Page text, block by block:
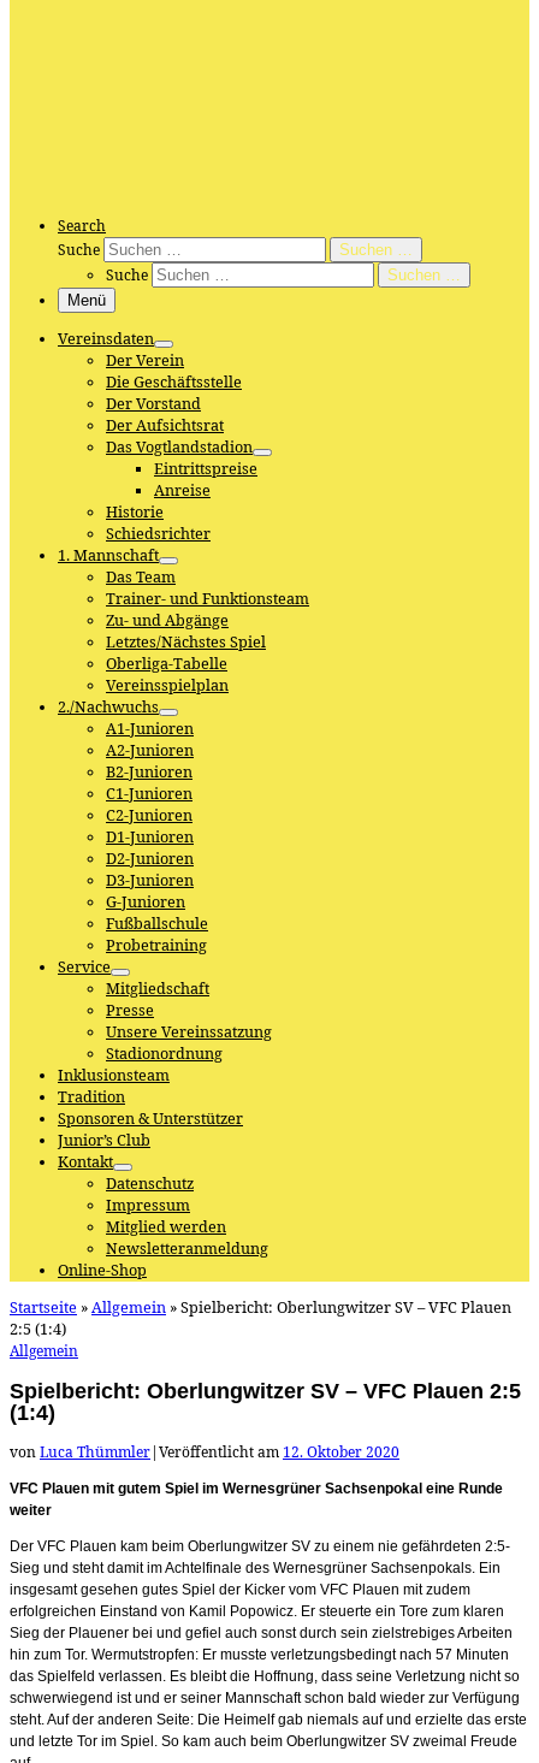
Search
Suche
Suchen …
Suche
Suchen …
Menü
Vereinsdaten
Der Verein
Die Geschäftsstelle
Der Vorstand
Der Aufsichtsrat
Das Vogtlandstadion
Eintrittspreise
Anreise
Historie
Schiedsrichter
1. Mannschaft
Das Team
Trainer- und Funktionsteam
Zu- und Abgänge
Letztes/Nächstes Spiel
Oberliga-Tabelle
Vereinsspielplan
2./Nachwuchs
A1-Junioren
A2-Junioren
B2-Junioren
C1-Junioren
C2-Junioren
D1-Junioren
D2-Junioren
D3-Junioren
G-Junioren
Fußballschule
Probetraining
Service
Mitgliedschaft
Presse
Unsere Vereinssatzung
Stadionordnung
Inklusionsteam
Tradition
Sponsoren & Unterstützer
Junior’s Club
Kontakt
Datenschutz
Impressum
Mitglied werden
Newsletteranmeldung
Online-Shop
Startseite »Allgemein »Spielbericht: Oberlungwitzer SV – VFC Plauen
2:5 (1:4)
Allgemein
Spielbericht: Oberlungwitzer SV – VFC Plauen 2:5
(1:4)
vonLuca Thümmler|Veröffentlicht am 12. Oktober 2020
VFC Plauen mit gutem Spiel im Wernesgrüner Sachsenpokal eine Runde
weiter
Der VFC Plauen kam beim Oberlungwitzer SV zu einem nie gefährdeten 2:5-
Sieg und steht damit im Achtelfinale des Wernesgrüner Sachsenpokals. Ein
insgesamt gesehen gutes Spiel der Kicker vom VFC Plauen mit zudem
erfolgreichen Einstand von Kamil Popowicz. Er steuerte ein Tore zum klaren
Sieg der Plauener bei und gefiel auch sonst durch sein zielstrebiges Arbeiten
hin zum Tor. Wermutstropfen: Er musste verletzungsbedingt nach 57 Minuten
das Spielfeld verlassen. Es bleibt die Hoffnung, dass seine Verletzung nicht so
schwerwiegend ist und er seiner Mannschaft schon bald wieder zur Verfügung
steht. Auf der anderen Seite: Die Heimelf gab niemals auf und erzielte das erste
und letzte Tor im Spiel. So kam auch beim Oberlungwitzer SV zweimal Freude